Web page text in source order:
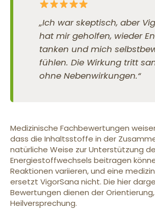
„Ich war skeptisch, aber
hat mir geholfen, wieder
tanken und mich
fühlen. Die Wirkung tritt
ohne Nebenwirkungen.“
Medizinische Fachbewertungen
dass die Inhaltsstoffe in der
natürliche Weise zur Unterstützung
Energiestoffwechsels beitragen
Reaktionen variieren, und eine
ersetzt VigorSana nicht. Die hier
Bewertungen dienen der
Heilversprechung.